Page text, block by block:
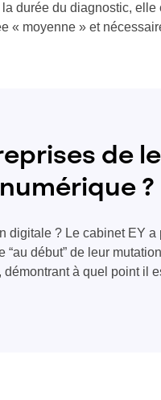
durée du diagnostic,
« moyenne » et
de
numérique ?
digitale ? Le cabinet EY
début” de leur
à quel point il